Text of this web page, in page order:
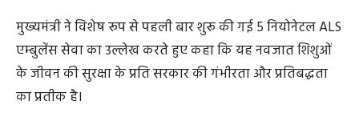
मुख्यमंत्री ने विशेष रूप से पहली बार शुरू की गई 5 नियोनेटल ALS
एम्बुलेंस सेवा का उल्लेख करते हुए कहा कि यह नवजात शिशुओं
के जीवन की सुरक्षा के प्रति सरकार की गंभीरता और प्रतिबद्धता
का प्रतीक है।